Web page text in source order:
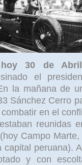
30 de
el
la mañana de
Sánchez Cerro
en el
reunidas
Campo
capital peruana).
y con